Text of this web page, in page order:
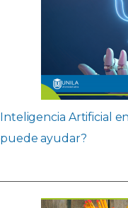
Inteligencia Artificial
puede ayudar?